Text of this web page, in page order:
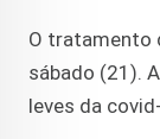
O tratamento
sábado (21).
leves da